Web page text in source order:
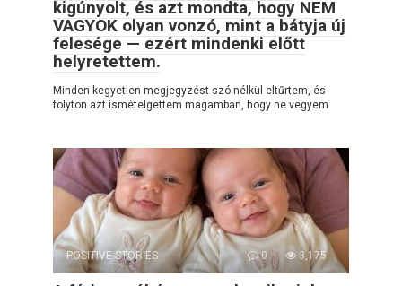
kigúnyolt, és azt mondta, hogy NEM
VAGYOK olyan vonzó, mint a bátyja új
felesége — ezért mindenki előtt
helyretettem.
Minden kegyetlen megjegyzést szó nélkül eltűrtem, és
folyton azt ismételgettem magamban, hogy ne vegyem
POSITIVE STORIES 0 3,175